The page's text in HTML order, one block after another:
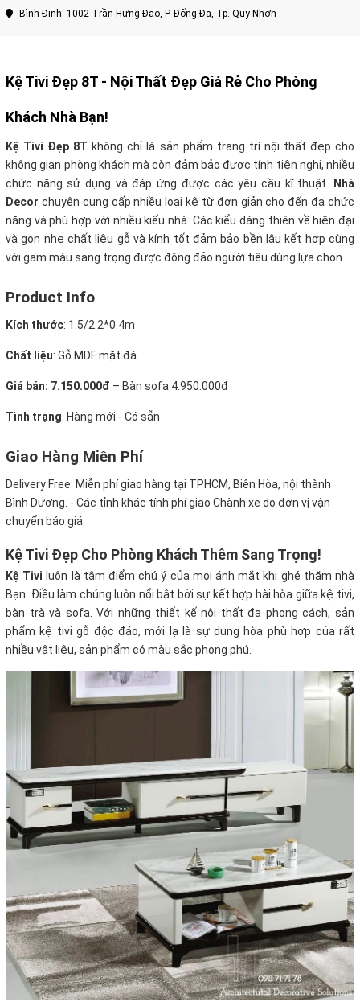
Bình Định: 1002 Trần Hưng Đạo, P. Đống Đa, Tp. Quy Nhơn
Kệ Tivi Đẹp 8T - Nội Thất Đẹp Giá Rẻ Cho Phòng
Khách Nhà Bạn!
Kệ Tivi Đẹp 8T không chỉ là sản phẩm trang trí nội thất đẹp cho
không gian phòng khách mà còn đảm bảo được tính tiện nghi, nhiều
chức năng sử dụng và đáp ứng được các yêu cầu kĩ thuật.
Nhà
Decor chuyên cung cấp nhiều loại kệ từ đơn giản cho đến đa chức
năng và phù hợp với nhiều kiểu nhà. Các kiểu dáng thiên về hiện đại
và gọn nhẹ chất liệu gỗ và kính tốt đảm bảo bền lâu kết hợp cùng
với gam màu sang trọng được đông đảo người tiêu dùng lựa chọn.
Product Info
Kích thước: 1.5/2.2*0.4m
Chất liệu: Gỗ MDF mặt đá.
Giá bán: 7.150.000đ – Bàn sofa 4.950.000đ
Tình trạng: Hàng mới - Có sẵn
Giao Hàng Miễn Phí
Delivery Free: Miễn phí giao hàng tại TPHCM, Biên Hòa, nội thành
Bình Dương. - Các tỉnh khác tính phí giao Chành xe do đơn vị vận
chuyển báo giá.
Kệ Tivi Đẹp Cho Phòng Khách Thêm Sang Trọng!
Kệ Tivi luôn là tâm điểm chú ý của mọi ánh mắt khi ghé thăm nhà
Bạn. Điều làm chúng luôn nổi bật bởi sự kết hợp hài hòa giữa kệ tivi,
bàn trà và sofa. Với những thiết kế nội thất đa phong cách, sản
phẩm kệ tivi gỗ độc đáo, mới lạ là sự dung hòa phù hợp của rất
nhiều vật liệu, sản phẩm có màu sắc phong phú.